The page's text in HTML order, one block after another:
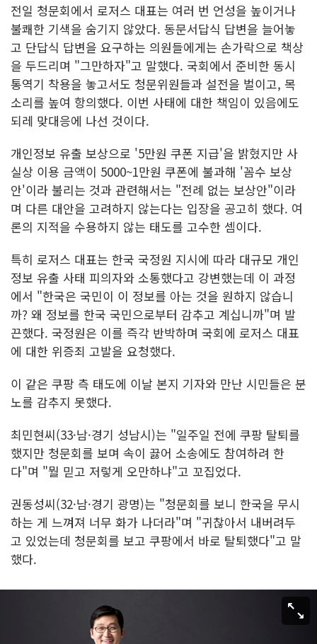
전일 청문회에서 로저스 대표는 여러 번 언성을 높이거나
불쾌한 기색을 숨기지 않았다. 동문서답식 답변을 늘어놓
고 단답식 답변을 요구하는 의원들에게는 손가락으로 책상
을 두드리며 "그만하자"고 말했다. 국회에서 준비한 동시
통역기 착용을 놓고서도 청문위원들과 설전을 벌이고, 목
소리를 높여 항의했다. 이번 사태에 대한 책임이 있음에도
되레 맞대응에 나선 것이다.
개인정보 유출 보상으로 '5만원 쿠폰 지급'을 밝혔지만 사
실상 이용 금액이 5000~1만원 쿠폰에 불과해 '꼼수 보상
안'이라 불리는 것과 관련해서는 "전례 없는 보상안"이라
며 다른 대안을 고려하지 않는다는 입장을 공고히 했다. 여
론의 지적을 수용하지 않는 태도를 고수한 셈이다.
특히 로저스 대표는 한국 국정원 지시에 따라 대규모 개인
정보 유출 사태 피의자와 소통했다고 강변했는데 이 과정
에서 "한국은 국민이 이 정보를 아는 것을 원하지 않습니
까? 왜 정보를 한국 국민으로부터 감추고 계십니까"며 발
끈했다. 국정원은 이를 즉각 반박하며 국회에 로저스 대표
에 대한 위증죄 고발을 요청했다.
이 같은 쿠팡 측 태도에 이날 본지 기자와 만난 시민들은 분
노를 감추지 못했다.
최민현씨(33·남·경기 성남시)는 "일주일 전에 쿠팡 탈퇴를
했지만 청문회를 보며 속이 끓어 소송에도 참여하려 한
다"며 "뭘 믿고 저렇게 오만하냐"고 꼬집었다.
권동성씨(32·남·경기 광명)는 "청문회를 보니 한국을 무시
하는 게 느껴져 너무 화가 나더라"며 "귀찮아서 내버려두
고 있었는데 청문회를 보고 쿠팡에서 바로 탈퇴했다"고 말
했다.